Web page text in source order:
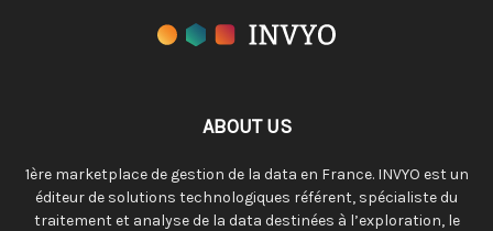
ABOUT US
1ère marketplace de gestion de la data en France. INVYO est un
éditeur de solutions technologiques référent, spécialiste du
traitement et analyse de la data destinées à l’exploration, le